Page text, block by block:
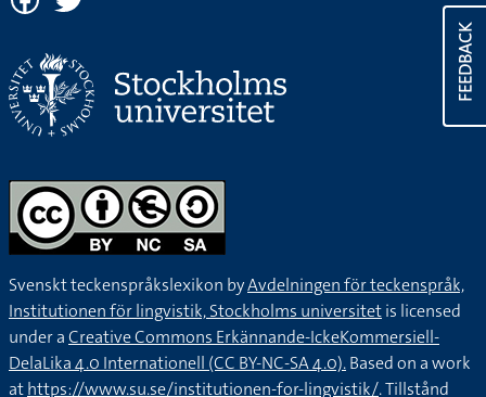
FEEDBACK
Svenskt teckenspråkslexikon byAvdelningen för teckenspråk,
Institutionen för lingvistik, Stockholms universitetis licensed
under aCreative Commons Erkännande-IckeKommersiell-
DelaLika 4.0 Internationell (CC BY-NC-SA 4.0).Based on a work
athttps://www.su.se/institutionen-for-lingvistik/. Tillstånd